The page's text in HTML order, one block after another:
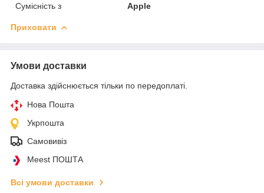
Сумісність з
Apple
Приховати
Умови доставки
Доставка здійснюється тільки по передоплаті.
Нова Пошта
Укрпошта
Самовивіз
Meest ПОШТА
Всі умови доставки